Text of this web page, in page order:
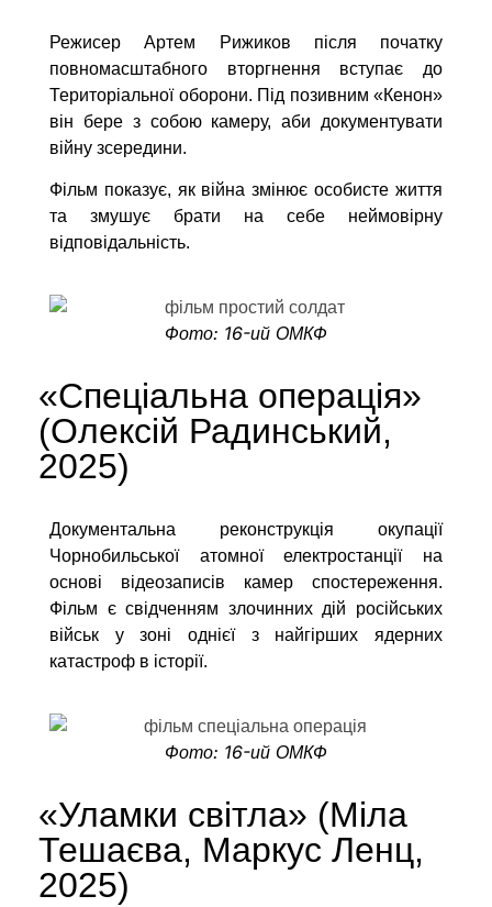
Режисер Артем Рижиков після початку
повномасштабного вторгнення вступає до
Територіальної оборони. Під позивним «Кенон»
він бере з собою камеру, аби документувати
війну зсередини.
Фільм показує, як війна змінює особисте життя
та змушує брати на себе неймовірну
відповідальність.
Фото: 16-ий ОМКФ
«Спеціальна операція»
(Олексій Радинський,
2025)
Документальна реконструкція окупації
Чорнобильської атомної електростанції на
основі відеозаписів камер спостереження.
Фільм є свідченням злочинних дій російських
військ у зоні однієї з найгірших ядерних
катастроф в історії.
Фото: 16-ий ОМКФ
«Уламки світла» (Міла
Тешаєва, Маркус Ленц,
2025)